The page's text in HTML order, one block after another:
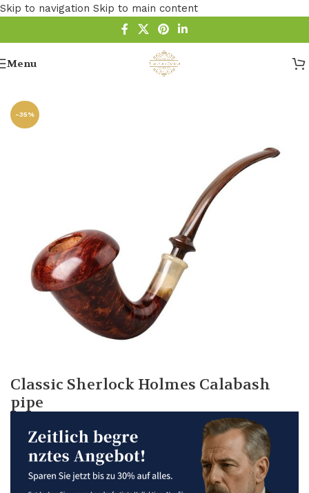
Skip to navigation Skip to main content
Menu
Calabash Pfeife
-35%
Classic Sherlock Holmes Calabash
pipe